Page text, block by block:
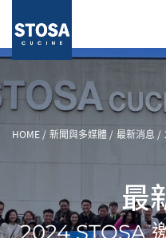
HOME 新聞與多媒體 最新消息
最
2024 STOSA